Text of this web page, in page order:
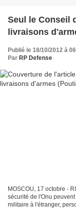
Seul le Conseil
livraisons
Publié le 18/10/2012 à
Par RP Defense
MOSCOU, 17 octobre -
sécurité de l'Onu
militaire à l'étranger,